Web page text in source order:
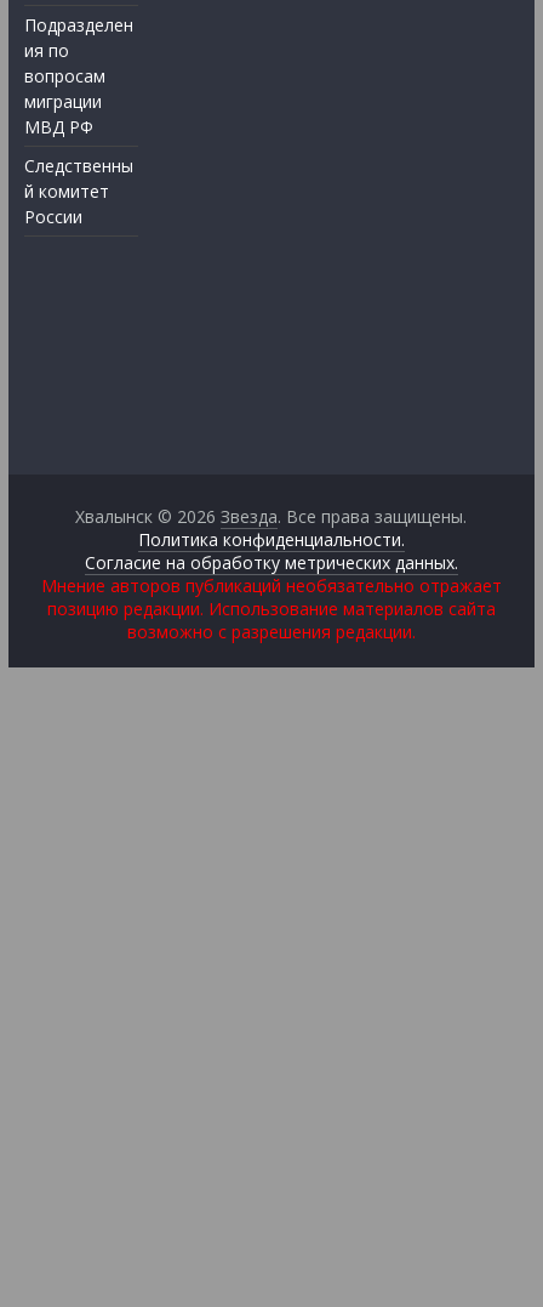
Подразделен
ия по
вопросам
миграции
МВД РФ
Следственны
й комитет
России
Хвалынск © 2026Звезда. Все права защищены.
Политика конфиденциальности.
Согласие на обработку метрических данных.
Мнение авторов публикаций необязательно отражает
позицию редакции. Использование материалов сайта
возможно с разрешения редакции.